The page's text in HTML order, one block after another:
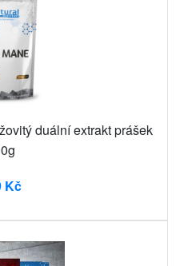
duální extrakt prášek
Kč